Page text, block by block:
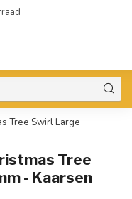
Tree Swirl Large
Tree
- Kaarsen